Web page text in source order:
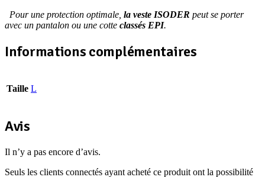
Pour une protection optimale, la veste ISODER peut se porter
avec un pantalon ou une cotte classés EPI.
Informations complémentaires
Taille L
Avis
Il n’y a pas encore d’avis.
Seuls les clients connectés ayant acheté ce produit ont la possibilité